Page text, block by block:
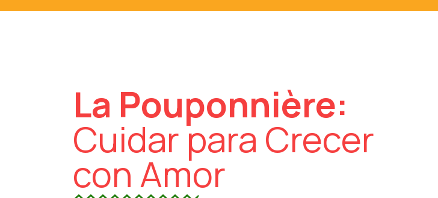
La Pouponnière:
Cuidar para Crecer
con Amor